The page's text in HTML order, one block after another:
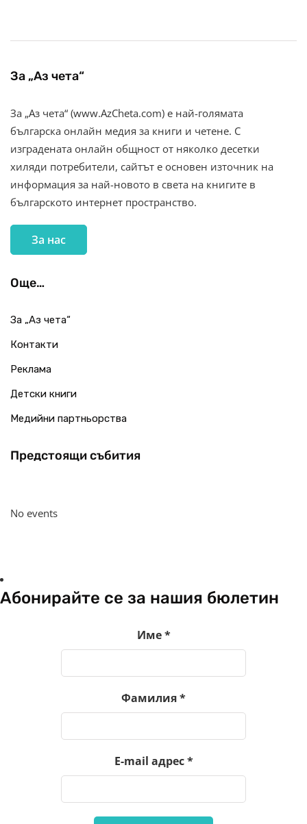
За „Аз чета“
За „Аз чета“ (www.AzCheta.com) е най-голямата
българска онлайн медия за книги и четене. С
изградената онлайн общност от няколко десетки
хиляди потребители, сайтът е основен източник на
информация за най-новото в света на книгите в
българското интернет пространство.
За нас
Още…
За „Аз чета“
Контакти
Реклама
Детски книги
Медийни партньорства
Предстоящи събития
No events
Абонирайте се за нашия бюлетин
Име*
Фамилия*
E-mail адрес*